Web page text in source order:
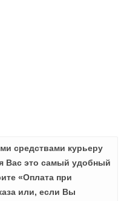
средствами курьеру
Вас это самый удобный
«Оплата при
или, если Вы